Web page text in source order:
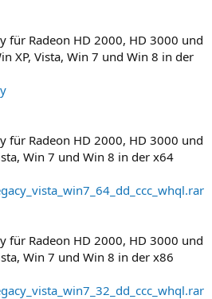
für Radeon HD 2000, HD 3000 und
XP, Vista, Win 7 und Win 8 in der
für Radeon HD 2000, HD 3000 und
Win 7 und Win 8 in der x64
für Radeon HD 2000, HD 3000 und
Win 7 und Win 8 in der x86